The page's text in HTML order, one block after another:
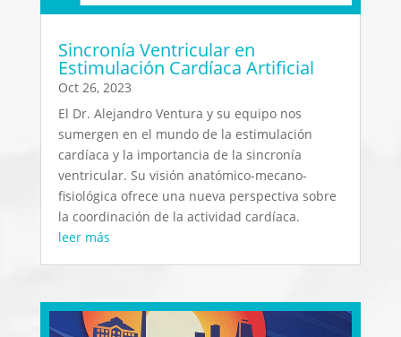
Sincronía Ventricular en
Estimulación Cardíaca Artificial
Oct 26, 2023
El Dr. Alejandro Ventura y su equipo nos
sumergen en el mundo de la estimulación
cardíaca y la importancia de la sincronía
ventricular. Su visión anatómico-mecano-
fisiológica ofrece una nueva perspectiva sobre
la coordinación de la actividad cardíaca.
leer más